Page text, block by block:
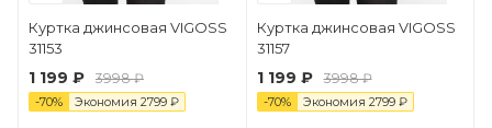
Куртка джинсовая VIGOSS
31153
1 199 ₽ 3998 ₽
-70% Экономия 2799 ₽
Куртка джинсовая VIGOSS
31157
1 199 ₽ 3998 ₽
-70% Экономия 2799₽